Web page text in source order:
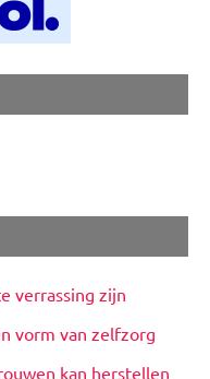
verrassing zijn
vorm van zelfzorg
kan herstellen